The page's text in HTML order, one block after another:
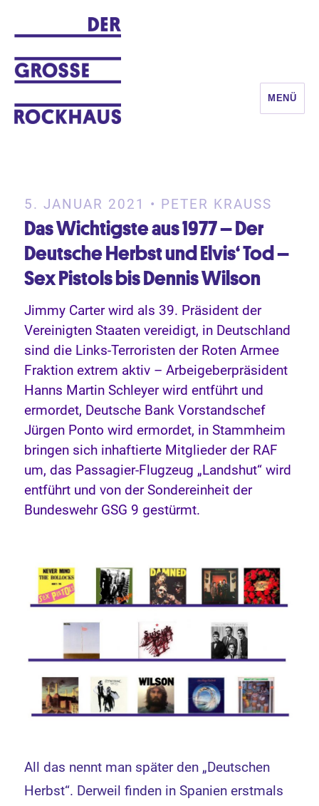
MENÜ
5. JANUAR 2021 • PETER KRAUSS
Das Wichtigste aus 1977 – Der
Deutsche Herbst und Elvis‘ Tod –
Sex Pistols bis Dennis Wilson
Jimmy Carter wird als 39. Präsident der
Vereinigten Staaten vereidigt, in Deutschland
sind die Links-Terroristen der Roten Armee
Fraktion extrem aktiv – Arbeigeberpräsident
Hanns Martin Schleyer wird entführt und
ermordet, Deutsche Bank Vorstandschef
Jürgen Ponto wird ermordet, in Stammheim
bringen sich inhaftierte Mitglieder der RAF
um, das Passagier-Flugzeug „Landshut“ wird
entführt und von der Sondereinheit der
Bundeswehr GSG 9 gestürmt.
All das nennt man später den „Deutschen
Herbst“. Derweil finden in Spanien erstmals